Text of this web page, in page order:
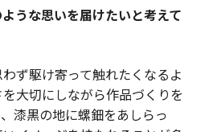
うな思いを届けたいと考えて
ず駆け寄って触れたくなるよ
大切にしながら作品づくりを
漆黒の地に螺鈿をあしらっ